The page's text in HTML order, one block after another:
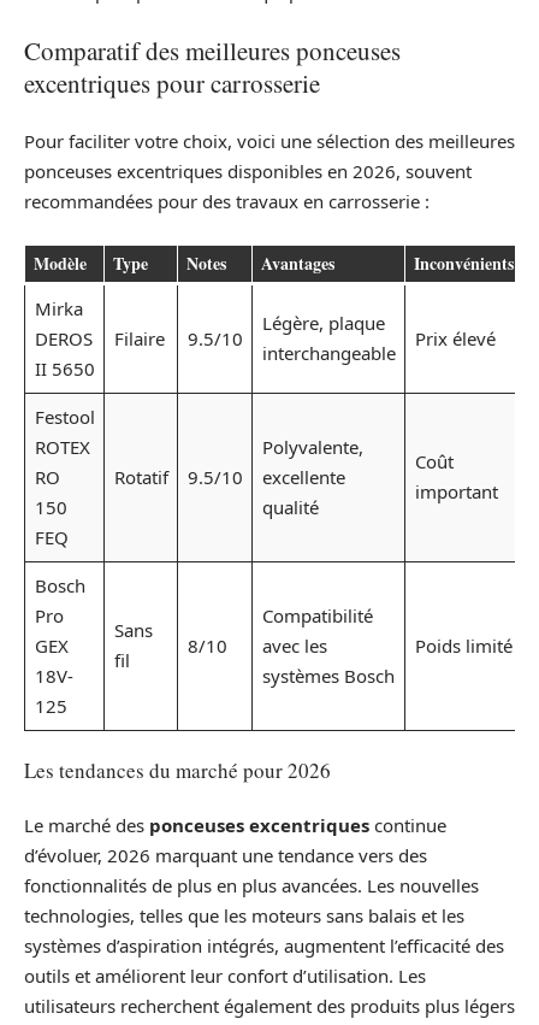
Comparatif des meilleures ponceuses
excentriques pour carrosserie
Pour faciliter votre choix, voici une sélection des meilleures
ponceuses excentriques disponibles en 2026, souvent
recommandées pour des travaux en carrosserie :
Modèle Type Notes Avantages Inconvénients
Mirka
DEROS
II 5650
Filaire 9.5/10
Légère, plaque
interchangeable
Prix élevé
Festool
ROTEX
RO
150
FEQ
Rotatif 9.5/10
Polyvalente,
excellente
qualité
Coût
important
Bosch
Pro
GEX
18V-
125
Sans
fil
8/10
Compatibilité
avec les
systèmes Bosch
Poids limité
Les tendances du marché pour 2026
Le marché des ponceuses excentriques continue
d’évoluer, 2026 marquant une tendance vers des
fonctionnalités de plus en plus avancées. Les nouvelles
technologies, telles que les moteurs sans balais et les
systèmes d’aspiration intégrés, augmentent l’efficacité des
outils et améliorent leur confort d’utilisation. Les
utilisateurs recherchent également des produits plus légers